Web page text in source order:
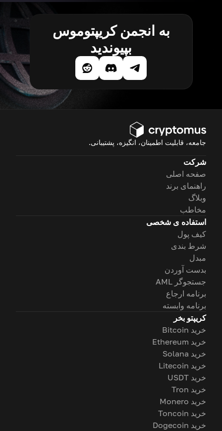
به انجمن کریپتوموس
بپیوندید
جامعه، قابلیت اطمینان، انگیزه، پشتیبانی.
شرکت
صفحه اصلی
راهنمای برند
وبلاگ
مخاطب
استفاده ی شخصی
کیف پول
شرط بندی
مبدل
بدست آوردن
جستجوگر AML
برنامه ارجاع
برنامه وابسته
کریپتو بخر
خرید Bitcoin
خرید Ethereum
خرید Solana
خرید Litecoin
خرید USDT
خرید Tron
خرید Monero
خرید Toncoin
خرید Dogecoin